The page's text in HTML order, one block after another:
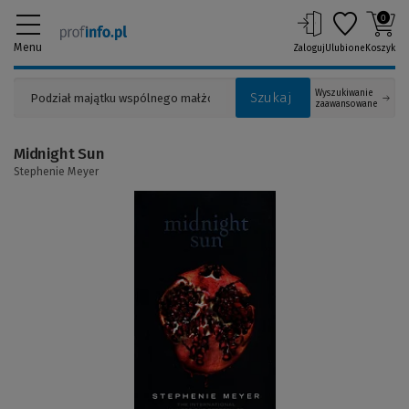
Menu
Szukaj
Wyszukiwanie
zaawansowane
ZalogujUlubione
0
Koszyk
Midnight Sun
Stephenie Meyer